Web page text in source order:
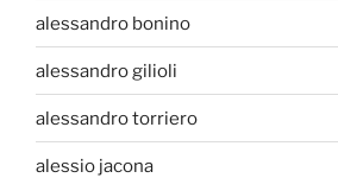
alessandro bonino
alessandro gilioli
alessandro torriero
alessio jacona